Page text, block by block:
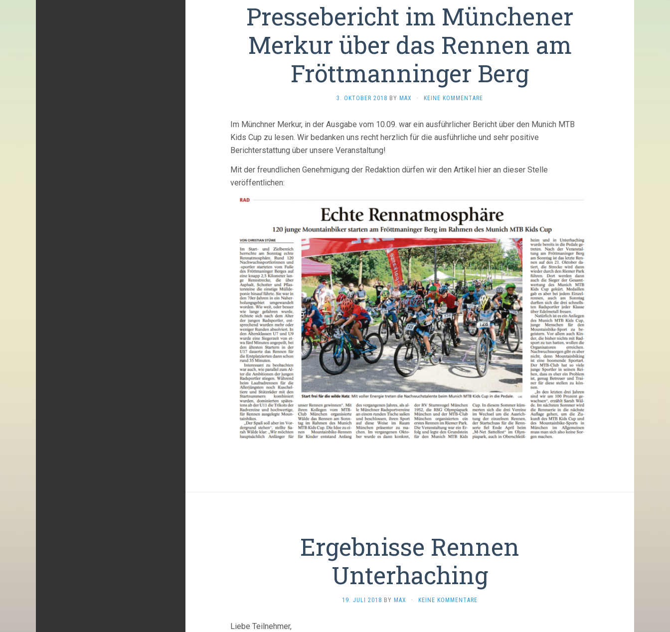
Pressebericht im Münchener
Merkur über das Rennen am
Fröttmanninger Berg
3. OKTOBER 2018 BY MAX · KEINE KOMMENTARE
Im Münchner Merkur, in der Ausgabe vom 10.09. war ein ausführlicher Bericht über den Munich MTB
Kids Cup zu lesen. Wir bedanken uns recht herzlich für die ausführliche und sehr positive
Berichterstattung über unsere Veranstaltung!
Mit der freundlichen Genehmigung der Redaktion dürfen wir den Artikel hier an dieser Stelle
veröffentlichen:
Ergebnisse Rennen
Unterhaching
19. JULI 2018 BY MAX · KEINE KOMMENTARE
Liebe Teilnehmer,